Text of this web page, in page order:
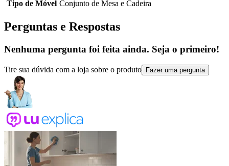
Tipo de Móvel Conjunto de Mesa e Cadeira
Perguntas e Respostas
Nenhuma pergunta foi feita ainda. Seja o primeiro!
Tire sua dúvida com a loja sobre o produto Fazer uma pergunta